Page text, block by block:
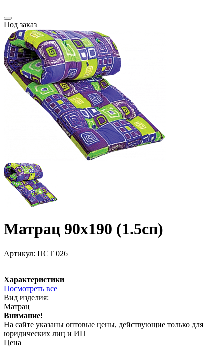
Под заказ
Матрац 90х190 (1.5сп)
Артикул: ПСТ 026
Характеристики
Посмотреть все
Вид изделия:
Матрац
Внимание!
На сайте указаны оптовые цены, действующие только для
юридических лиц и ИП
Цена